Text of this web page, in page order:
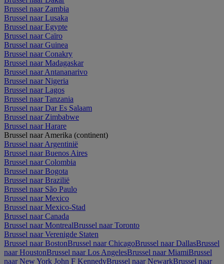
Brussel naar Zambia
Brussel naar Lusaka
Brussel naar Egypte
Brussel naar Caïro
Brussel naar Guinea
Brussel naar Conakry
Brussel naar Madagaskar
Brussel naar Antananarivo
Brussel naar Nigeria
Brussel naar Lagos
Brussel naar Tanzania
Brussel naar Dar Es Salaam
Brussel naar Zimbabwe
Brussel naar Harare
Brussel naar Amerika (continent)
Brussel naar Argentinië
Brussel naar Buenos Aires
Brussel naar Colombia
Brussel naar Bogota
Brussel naar Brazilië
Brussel naar São Paulo
Brussel naar Mexico
Brussel naar Mexico-Stad
Brussel naar Canada
Brussel naar MontrealBrussel naar Toronto
Brussel naar Verenigde Staten
Brussel naar BostonBrussel naar ChicagoBrussel naar DallasBrussel
naar HoustonBrussel naar Los AngelesBrussel naar MiamiBrussel
naar New York John F KennedyBrussel naar NewarkBrussel naar